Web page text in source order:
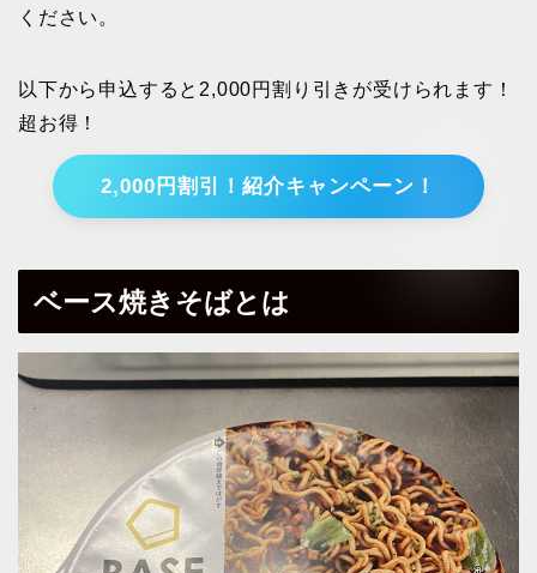
ください。
以下から申込すると2,000円割り引きが受けられます！
超お得！
2,000円割引！紹介キャンペーン！
ベース焼きそばとは